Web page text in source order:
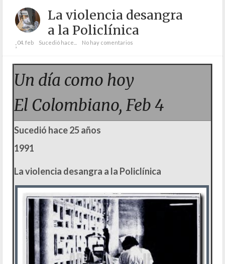
La violencia desangra
a la Policlínica
;04. feb Sucedió hace... No hay comentarios
Un día como hoy
El Colombiano, Feb 4
Sucedió hace 25 años
1991
La violencia desangra a la Policlínica